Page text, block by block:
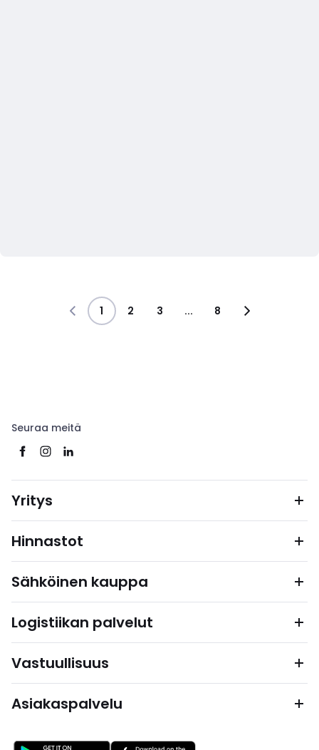
1 2 3 ... 8
Seuraa meitä
Yritys
Hinnastot
Sähköinen kauppa
Logistiikan palvelut
Vastuullisuus
Asiakaspalvelu